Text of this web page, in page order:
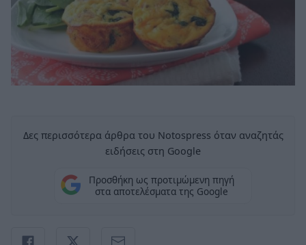
Δες περισσότερα άρθρα του Notospress όταν αναζητάς
ειδήσεις στη Google
Προσθήκη ως προτιμώμενη πηγή
στα αποτελέσματα της Google